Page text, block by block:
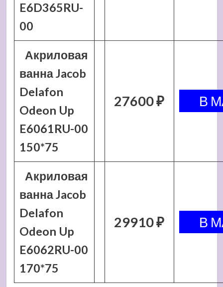
E6D365RU-
00
Акриловая
ванна Jacob
Delafon
Odeon Up
E6061RU-00
150*75
27600 ₽
Акриловая
ванна Jacob
Delafon
Odeon Up
E6062RU-00
170*75
29910 ₽